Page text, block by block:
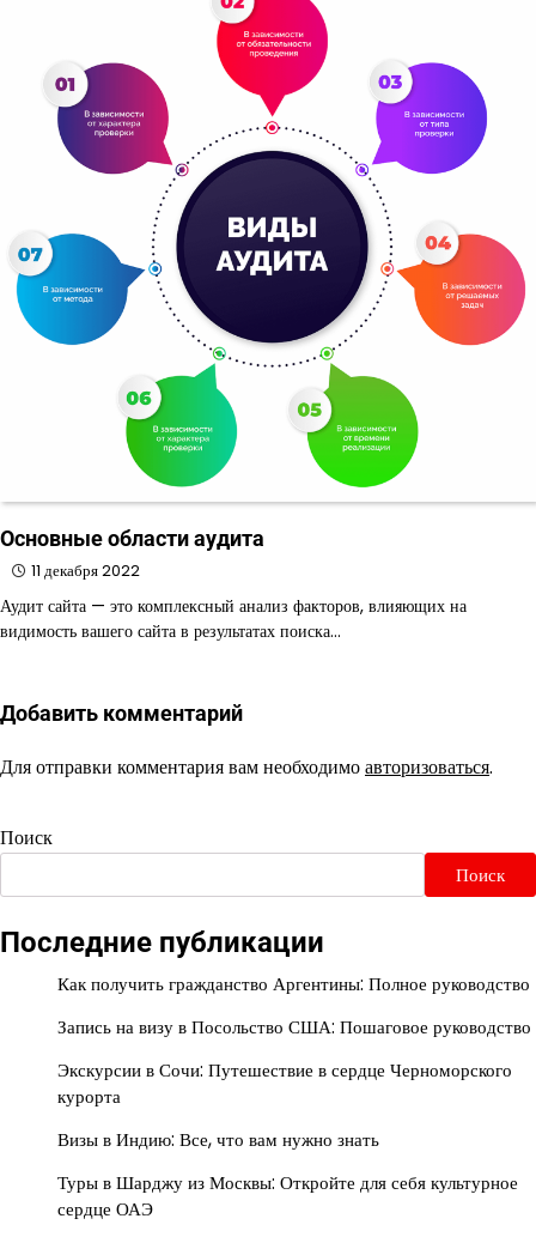
Основные области аудита
11 декабря 2022
Аудит сайта — это комплексный анализ факторов, влияющих на
видимость вашего сайта в результатах поиска…
Добавить комментарий
Для отправки комментария вам необходимоавторизоваться.
Поиск
Поиск
Последние публикации
Как получить гражданство Аргентины: Полное руководство
Запись на визу в Посольство США: Пошаговое руководство
Экскурсии в Сочи: Путешествие в сердце Черноморского
курорта
Визы в Индию: Все, что вам нужно знать
Туры в Шарджу из Москвы: Откройте для себя культурное
сердце ОАЭ